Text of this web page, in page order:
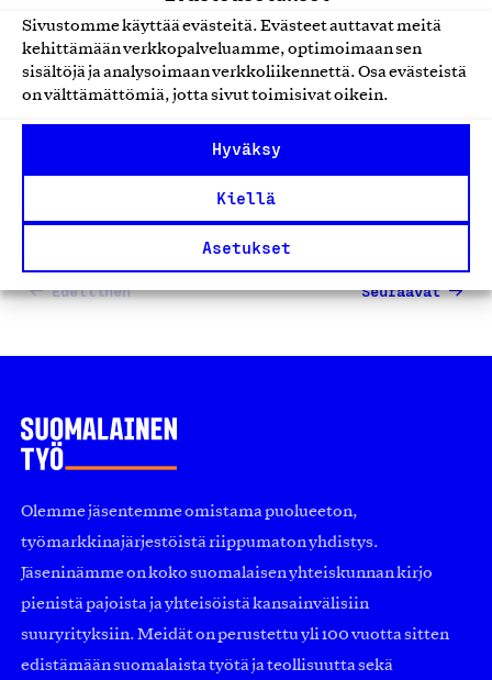
Sivustomme käyttää evästeitä. Evästeet auttavat meitä
kehittämään verkkopalveluamme, optimoimaan sen
sisältöjä ja analysoimaan verkkoliikennettä. Osa evästeistä
on välttämättömiä, jotta sivut toimisivat oikein.
Hyväksy
Kiellä
Asetukset
Jämerä-kivitalot
Jämerä Kivitalot Oy, Tuote
Talot, rakennukset ja talopaketit
Edellinen
12…4
Seuraavat
Olemme jäsentemme omistama puolueeton,
työmarkkinajärjestöistä riippumaton yhdistys.
Jäseninämme on koko suomalaisen yhteiskunnan kirjo
pienistä pajoista ja yhteisöistä kansainvälisiin
suuryrityksiin. Meidät on perustettu yli 100 vuotta sitten
edistämään suomalaista työtä ja teollisuutta sekä